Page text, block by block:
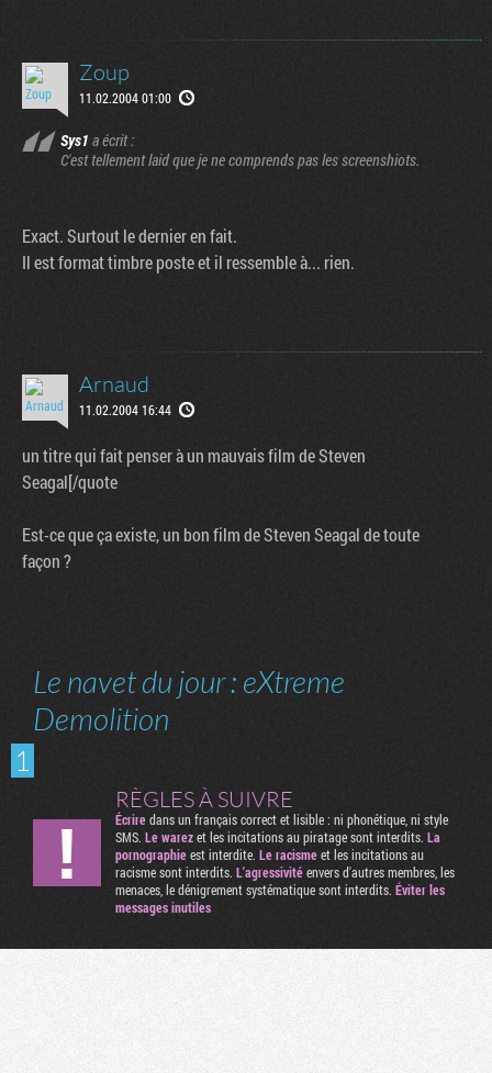
Zoup
11.02.2004 01:00
Sys1 a écrit :
C'est tellement laid que je ne comprends pas les screenshiots.
Exact. Surtout le dernier en fait.
Il est format timbre poste et il ressemble à... rien.
Arnaud
11.02.2004 16:44
un titre qui fait penser à un mauvais film de Steven
Seagal[/quote
Est-ce que ça existe, un bon film de Steven Seagal de toute
façon ?
Le navet du jour : eXtreme
Demolition
1
RÈGLES À SUIVRE
Écriredans un français correct et lisible : ni phonétique, ni style
SMS. Le warezet les incitations au piratage sont interdits. La
pornographieest interdite. Le racismeet les incitations au
racisme sont interdits. L'agressivitéenvers d'autres membres, les
menaces, le dénigrement systématique sont interdits. Éviter les
messages inutiles